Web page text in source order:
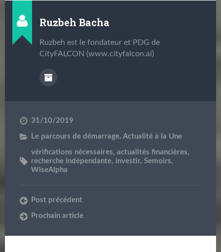
Ruzbeh Bacha
Ruzbeh est le fondateur et PDG de
CityFALCON (www.cityfalcon.ai)
31/10/2019
Le parcours de démarrage, Actualité à la Une
vérifications nécessaires, actualités financières,
recherche indépendante, investir, Semoirs,
WiseAlpha
Post précédent
Prochain article